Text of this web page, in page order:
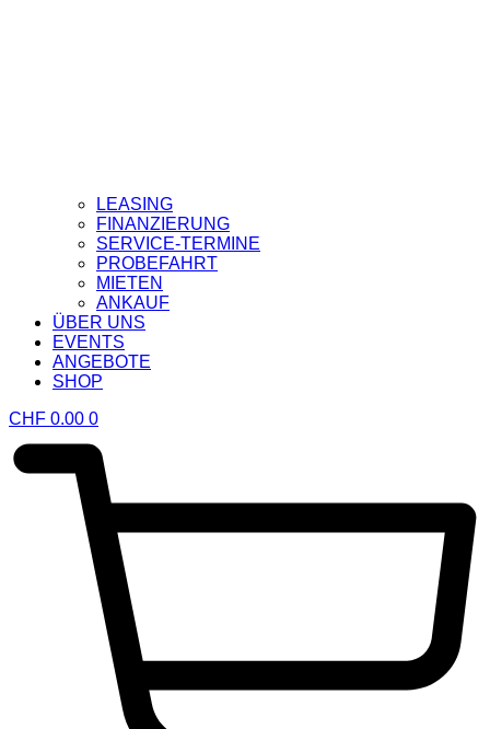
LEASING
FINANZIERUNG
SERVICE-TERMINE
PROBEFAHRT
MIETEN
ANKAUF
ÜBER UNS
EVENTS
ANGEBOTE
SHOP
CHF 0.00 0